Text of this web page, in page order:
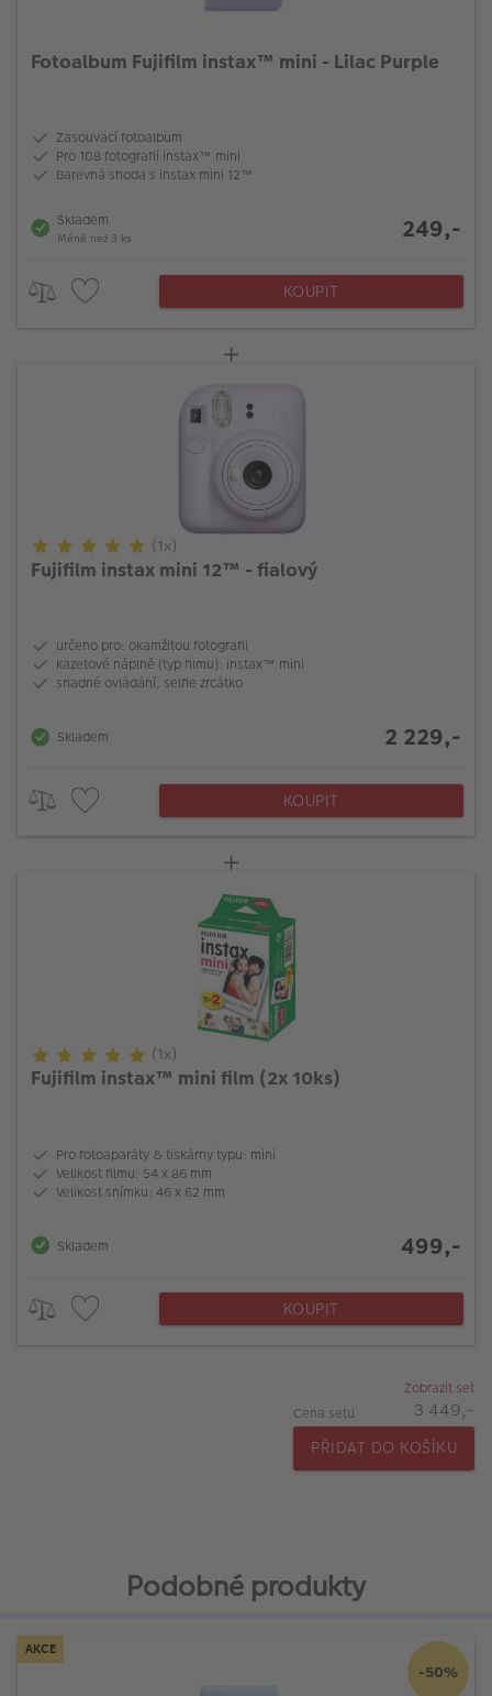
Fotoalbum Fujifilm instax™ mini - Lilac Purple
Zasouvací fotoalbum
Pro 108 fotografií instax™ mini
Barevná shoda s instax mini 12™
Skladem
Méně než 3 ks 249,-
KOUPIT
(1x)
Fujifilm instax mini 12™ - fialový
určeno pro: okamžitou fotografii
kazetové náplně (typ filmu): instax™ mini
snadné ovládání, selfie zrcátko
Skladem 2 229,-
KOUPIT
(1x)
Fujifilm instax™ mini film (2x 10ks)
Pro fotoaparáty & tiskárny typu: mini
Velikost filmu: 54 x 86 mm
Velikost snímku: 46 x 62 mm
Skladem 499,-
KOUPIT
Zobrazit set
Cena setu
3 449,-
PŘIDAT DO KOŠÍKU
Podobné produkty
AKCE
-50%